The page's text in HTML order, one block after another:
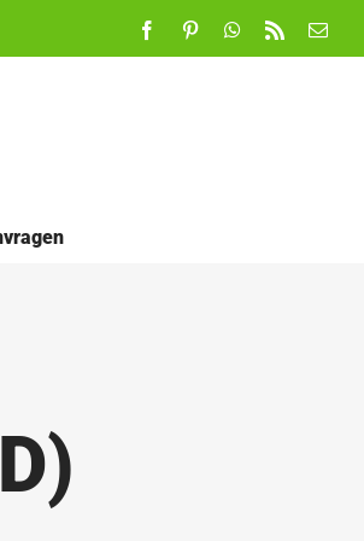
FacebookPinterestWhatsApp
Rss
E-